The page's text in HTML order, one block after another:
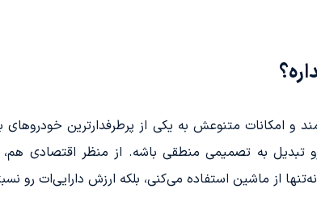
و امکانات متنوعش به یکی از پرطرفدارترین
به تصمیمی منطقی باشه. از منظر اقتصادی
از ماشین استفاده می‌کنی، بلکه ارزش دارایی‌ات رو